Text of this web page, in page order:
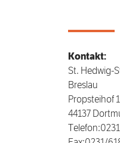
Kontakt:
St. Hedwig-
Breslau
Propsteihof
44137